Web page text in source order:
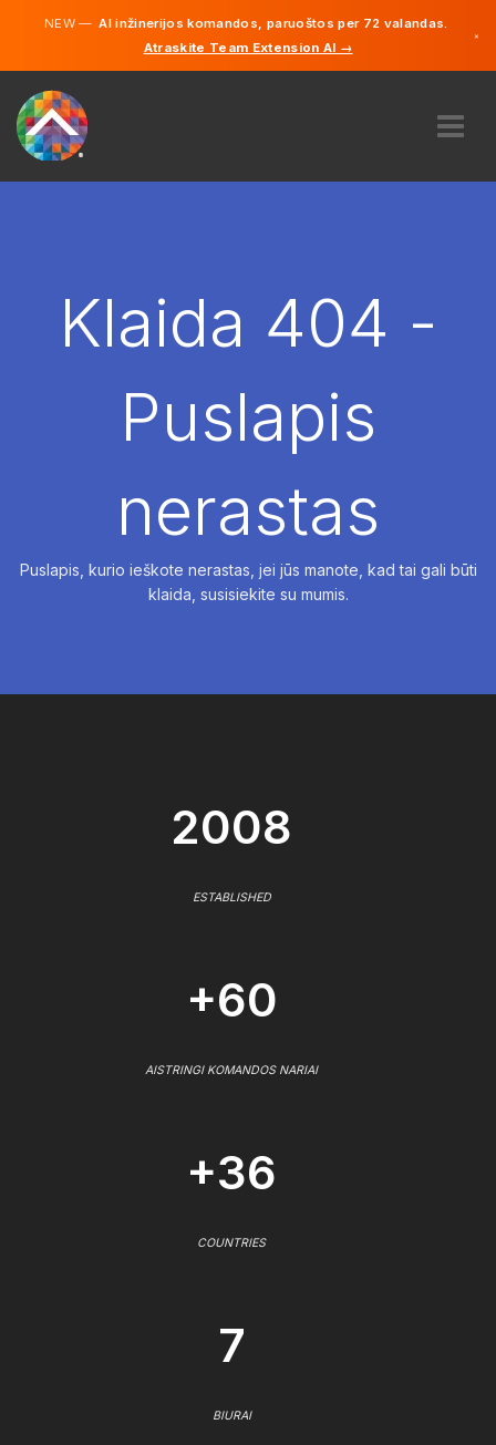
NEW —AI inžinerijos komandos, paruoštos per 72 valandas.
Atraskite Team Extension AI →
×
SAMDYTI
Anglų
Klaida 404 -
Puslapis
nerastas
Puslapis, kurio ieškote nerastas, jei jūs manote, kad tai gali būti
klaida, susisiekite su mumis.
2008
ESTABLISHED
+60
AISTRINGI KOMANDOS NARIAI
+36
COUNTRIES
7
BIURAI